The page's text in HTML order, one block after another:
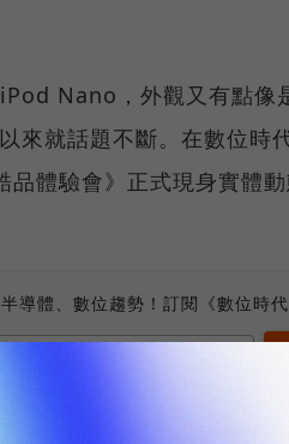
Nano，外觀又有點像
來就話題不斷。在數位
品體驗會》正式現身實體
導體、數位趨勢！訂閱《數位時